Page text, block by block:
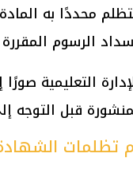
محددًا به
الرسوم
التعليمية
قبل التوجه
الشهادة